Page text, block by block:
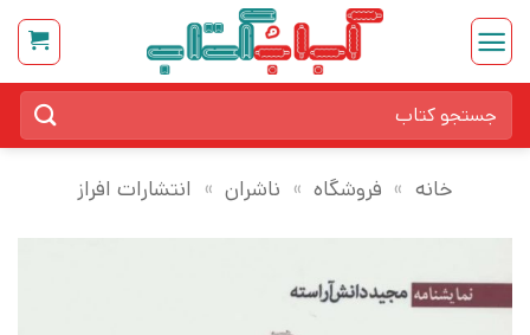
Skip
content
برای:
خانه » فروشگاه » ناشران » انتشارات افراز